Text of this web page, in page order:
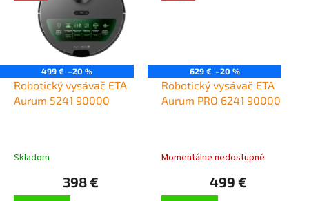
499 € –20 %
Robotický vysávač ETA
Aurum 5241 90000
Skladom
398 €
629 € –20 %
Robotický vysávač ETA
Aurum PRO 6241 90000
Momentálne nedostupné
499 €